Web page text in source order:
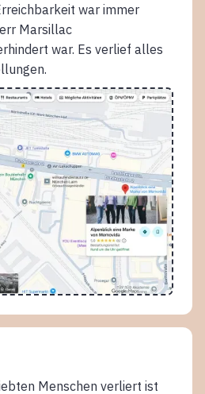
war immer
Marsillac
war. Es verlief alles
Menschen verliert ist